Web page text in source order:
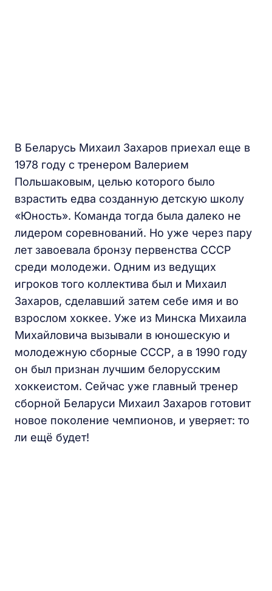
В Беларусь Михаил Захаров приехал еще в
1978 году с тренером Валерием
Польшаковым, целью которого было
взрастить едва созданную детскую школу
«Юность». Команда тогда была далеко не
лидером соревнований. Но уже через пару
лет завоевала бронзу первенства СССР
среди молодежи. Одним из ведущих
игроков того коллектива был и Михаил
Захаров, сделавший затем себе имя и во
взрослом хоккее. Уже из Минска Михаила
Михайловича вызывали в юношескую и
молодежную сборные СССР, а в 1990 году
он был признан лучшим белорусским
хоккеистом. Сейчас уже главный тренер
сборной Беларуси Михаил Захаров готовит
новое поколение чемпионов, и уверяет: то
ли ещё будет!